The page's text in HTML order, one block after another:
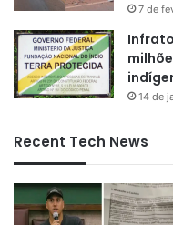
7 de
14 de
Recent Tech News